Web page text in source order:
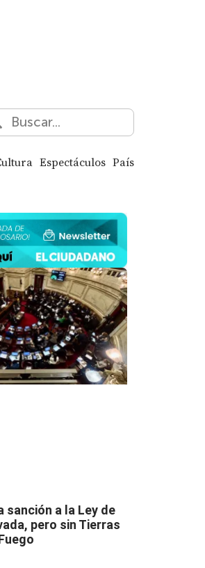
Espectáculos País
sanción a la Ley de
pero sin Tierras